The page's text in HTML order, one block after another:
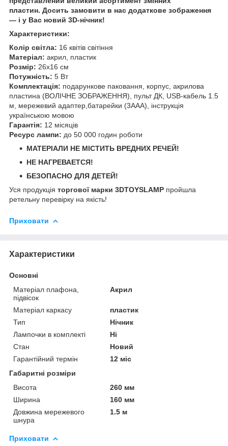
пластин. Досить замовити в нас додаткове зображення
— і у Вас новий 3D-нічник!
Характеристики:
Колір світла: 16 квітів світіння
Матеріал: акрил, пластик
Розмір: 26х16 см
Потужність: 5 Вт
Комплектація: подарункове паковання, корпус, акрилова
пластина (ВОЛІЧНЕ ЗОБРАЖЕННЯ), пульт ДК, USB-кабель 1.5
м, мережевий адаптер,батарейки (3ААА), інструкція
українською мовою
Гарантія: 12 місяців
Ресурс лампи: до 50 000 годин роботи
МАТЕРІАЛИ НЕ МІСТИТЬ ВРЕДНИХ РЕЧЕЙ!
НЕ НАГРЕВАЕТСЯ!
БЕЗОПАСНО ДЛЯ ДЕТЕЙ!
Уся продукція торгової марки 3DTOYSLAMP пройшла
ретельну перевірку на якість!
Приховати
Характеристики
Основні
Матеріал плафона,
підвісок
Акрил
Матеріал каркасу
пластик
Тип
Нічник
Лампочки в комплекті
Ні
Стан
Новий
Гарантійний термін
12 міс
Габаритні розміри
Висота
260 мм
Ширина
160 мм
Довжина мережевого
шнура
1.5 м
Приховати